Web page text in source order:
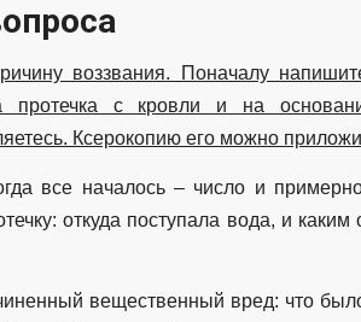
воззвания. Поначалу
протечка с кровли и на
Ксерокопию его можно
все началось – число и
откуда поступала вода, и
вещественный вред: что